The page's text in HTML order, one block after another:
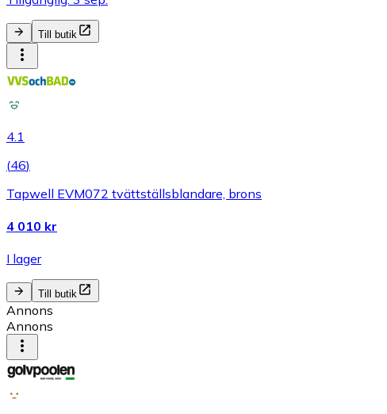
Till butik
4.1
(46)
Tapwell EVM072 tvättställsblandare, brons
4 010 kr
I lager
Till butik
Annons
Annons